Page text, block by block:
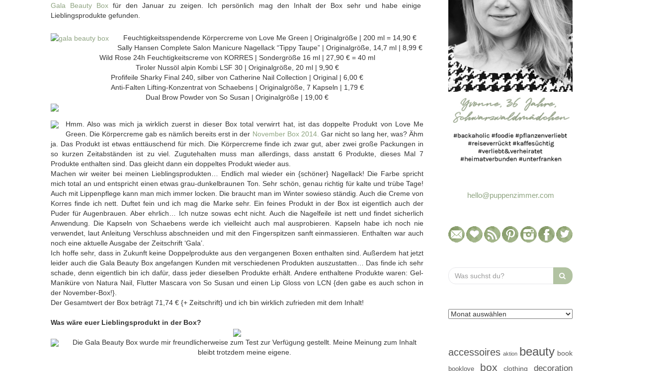
Gala Beauty Box für den Januar zu zeigen. Ich persönlich mag den Inhalt der Box sehr und habe einige
Lieblingsprodukte gefunden.
Feuchtigkeitsspendende Körpercreme von Love Me Green | Originalgröße | 200 ml = 14,90 €
Sally Hansen Complete Salon Manicure Nagellack “Tippy Taupe” | Originalgröße, 14,7 ml | 8,99 €
Wild Rose 24h Feuchtigkeitscreme von KORRES | Sondergröße 16 ml | 27,90 € = 40 ml
Tiroler Nussöl alpin Kombi LSF 30 | Originalgröße, 20 ml | 9,90 €
Profifeile Sharky Final 240, silber von Catherine Nail Collection | Original | 6,00 €
Anti-Falten Lifting-Konzentrat von Schaebens | Originalgröße, 7 Kapseln | 1,79 €
Dual Brow Powder von So Susan | Originalgröße | 19,00 €
Hmm. Also was mich ja wirklich zuerst in dieser Box total verwirrt hat, ist das doppelte Produkt von Love Me
Green. Die Körpercreme gab es nämlich bereits erst in der November Box 2014. Gar nicht so lang her, was? Ähm
ja. Das Produkt ist etwas enttäuschend für mich. Die Körpercreme finde ich zwar gut, aber zwei große Packungen in
so kurzen Zeitabständen ist zu viel. Zugutehalten muss man allerdings, dass anstatt 6 Produkte, dieses Mal 7
Produkte enthalten sind. Das gleicht dann ein doppeltes Produkt wieder aus.
Machen wir weiter bei meinen Lieblingsprodukten… Endlich mal wieder ein {schöner} Nagellack! Die Farbe spricht
mich total an und entspricht einen etwas grau-dunkelbraunen Ton. Sehr schön, genau richtig für kalte und trübe Tage!
Auch mit Lippenpflege kann man mich immer locken. Die braucht man im Winter sowieso ständig. Auch die Creme von
Korres finde ich nett. Duftet fein und ich mag die Marke sehr. Ein feines Produkt in der Box ist eigentlich auch der
Puder für Augenbrauen. Aber ehrlich… Ich nutze sowas echt nicht. Auch die Nagelfeile ist nett und findet sicherlich
Anwendung. Die Kapseln von Schaebens werde ich vielleicht auch mal ausprobieren. Kapseln habe ich noch nie
verwendet, laut Anleitung Verschluss abschneiden und mit den Fingerspitzen sanft einmassieren. Enthalten war auch
noch eine aktuelle Ausgabe der Zeitschrift ‘Gala’.
Ich hoffe sehr, dass in Zukunft keine Doppelprodukte aus den vergangenen Boxen enthalten sind. Außerdem hat jetzt
leider auch die Gala Beauty Box angefangen Kunden mit verschiedenen Produkten auszustatten… Das finde ich sehr
schade, denn eigentlich bin ich dafür, dass jeder dieselben Produkte erhält. Andere enthaltene Produkte waren: Gel-
Maniküre von Natura Nail, Flutter Mascara von So Susan und einen Lip Gloss von LCN {den gabe es auch schon in
der November-Box!}.
Der Gesamtwert der Box beträgt 71,74 € {+ Zeitschrift} und ich bin wirklich zufrieden mit dem Inhalt!
Was wäre euer Lieblingsprodukt in der Box?
Die Gala Beauty Box wurde mir freundlicherweise zum Test zur Verfügung gestellt. Meine Meinung zum Inhalt
bleibt trotzdem meine eigene.
hello@puppenzimmer.com
Search
for:
accessoires aktion beauty book
booklove box clothing decoration